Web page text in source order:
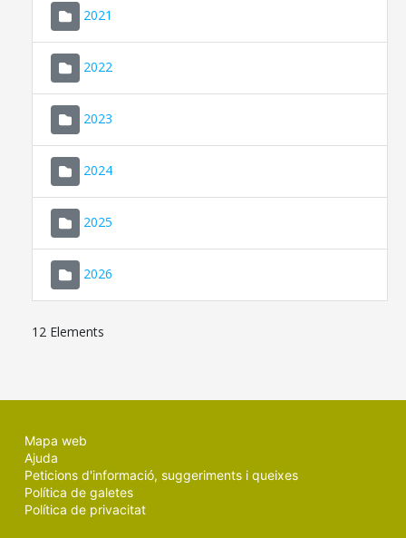
2021
2022
2023
2024
2025
2026
12 Elements
Mapa web
Ajuda
Peticions d'informació, suggeriments i queixes
Política de galetes
Política de privacitat